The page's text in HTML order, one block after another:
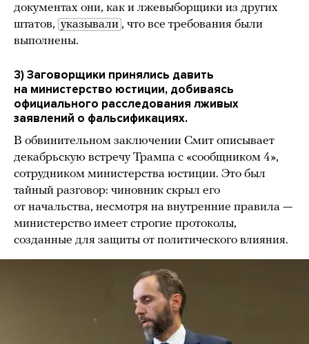
документах они, как и лжевыборщики из других
штатов, указывали , что все требования были
выполнены.
3) Заговорщики принялись давить
на министерство юстиции, добиваясь
официального расследования лживых
заявлений о фальсификациях.
В обвинительном заключении Смит описывает
декабрьскую встречу Трампа с «сообщником 4»,
сотрудником министерства юстиции. Это был
тайный разговор: чиновник скрыл его
от начальства, несмотря на внутренние правила —
министерство имеет строгие протоколы,
созданные для защиты от политического влияния.